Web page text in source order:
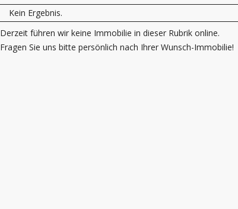
Kein Ergebnis.
Derzeit führen wir keine Immobilie in dieser Rubrik online.
Fragen Sie uns bitte persönlich nach Ihrer Wunsch-Immobilie!